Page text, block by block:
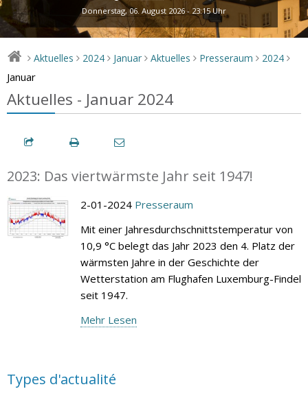
Donnerstag, 06. August 2026 - 23:15 Uhr
> Aktuelles > 2024 > Januar > Aktuelles > Presseraum > 2024 >
Januar
Aktuelles - Januar 2024
2023: Das viertwärmste Jahr seit 1947!
2-01-2024 Presseraum
Mit einer Jahresdurchschnittstemperatur von
10,9 °C belegt das Jahr 2023 den 4. Platz der
wärmsten Jahre in der Geschichte der
Wetterstation am Flughafen Luxemburg-Findel
seit 1947.
Mehr Lesen
Types d'actualité